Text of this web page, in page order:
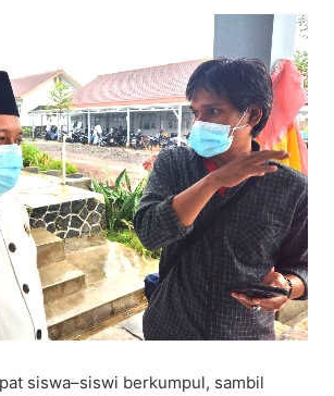
siswa–siswi berkumpul, sambil